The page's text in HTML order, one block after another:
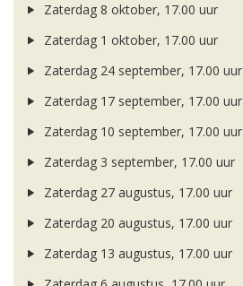
Zaterdag 8 oktober, 17.00 uur
Zaterdag 1 oktober, 17.00 uur
Zaterdag 24 september, 17.00 uur
Zaterdag 17 september, 17.00 uur
Zaterdag 10 september, 17.00 uur
Zaterdag 3 september, 17.00 uur
Zaterdag 27 augustus, 17.00 uur
Zaterdag 20 augustus, 17.00 uur
Zaterdag 13 augustus, 17.00 uur